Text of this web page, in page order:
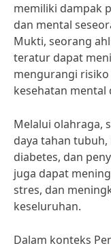
memiliki dampak
dan mental
Mukti, seorang
teratur dapat
mengurangi
kesehatan mental
Melalui olahraga,
daya tahan
diabetes, dan
juga dapat
stres, dan
keseluruhan.
Dalam konteks